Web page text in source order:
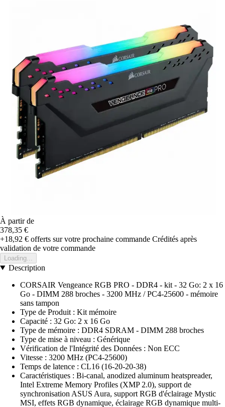
À partir de
378,35 €
+18,92 € offerts sur votre prochaine commande Crédités après
validation de votre commande
Loading...
Description
CORSAIR Vengeance RGB PRO - DDR4 - kit - 32 Go: 2 x 16
Go - DIMM 288 broches - 3200 MHz / PC4-25600 - mémoire
sans tampon
Type de Produit : Kit mémoire
Capacité : 32 Go: 2 x 16 Go
Type de mémoire : DDR4 SDRAM - DIMM 288 broches
Type de mise à niveau : Générique
Vérification de l'Intégrité des Données : Non ECC
Vitesse : 3200 MHz (PC4-25600)
Temps de latence : CL16 (16-20-20-38)
Caractéristiques : Bi-canal, anodized aluminum heatspreader,
Intel Extreme Memory Profiles (XMP 2.0), support de
synchronisation ASUS Aura, support RGB d'éclairage Mystic
MSI, effets RGB dynamique, éclairage RGB dynamique multi-